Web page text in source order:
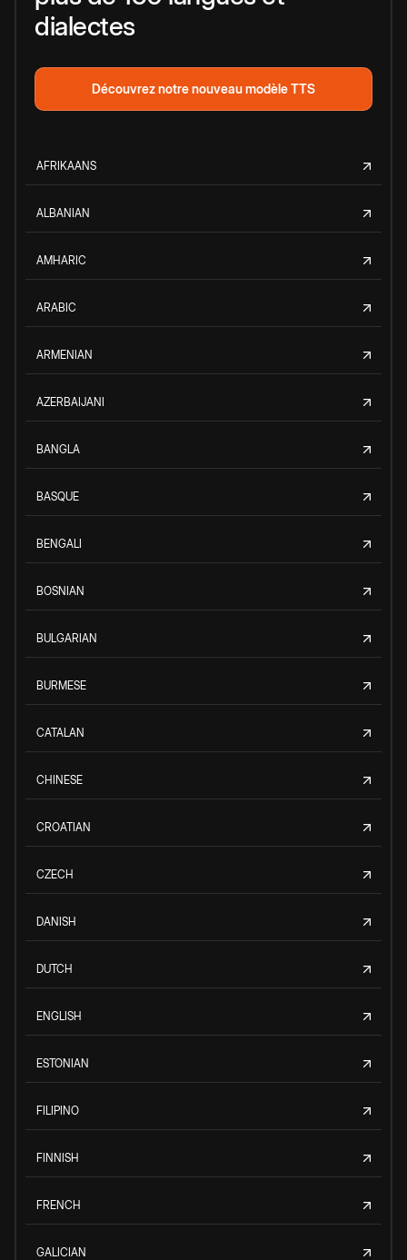
dialectes
Découvrez notre nouveau modèle TTS
AFRIKAANS
ALBANIAN
AMHARIC
ARABIC
ARMENIAN
AZERBAIJANI
BANGLA
BASQUE
BENGALI
BOSNIAN
BULGARIAN
BURMESE
CATALAN
CHINESE
CROATIAN
CZECH
DANISH
DUTCH
ENGLISH
ESTONIAN
FILIPINO
FINNISH
FRENCH
GALICIAN